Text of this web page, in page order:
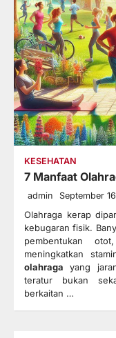
KESEHATAN
7 Manfaat
admin September
Olahraga kerap
kebugaran fisik.
pembentukan
meningkatkan
olahraga yang
teratur bukan
berkaitan …